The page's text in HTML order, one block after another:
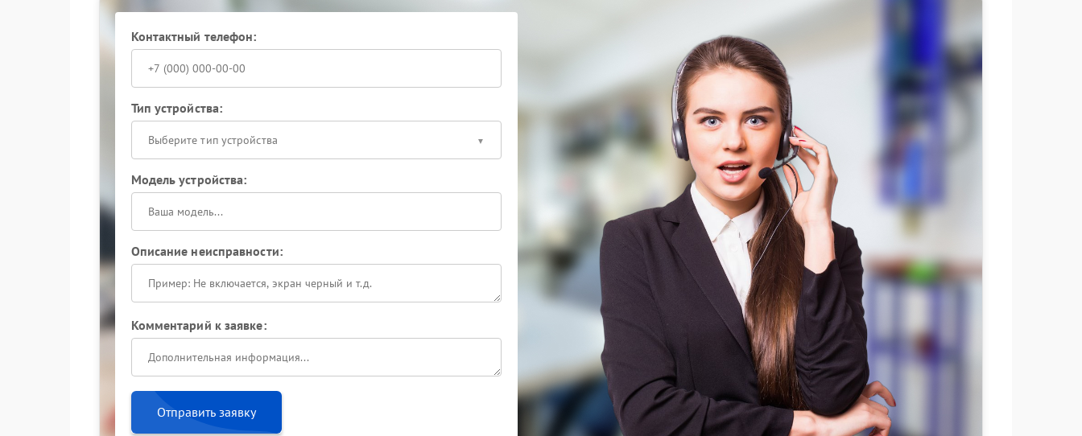
связанных подсистем. Такой подход позволяет исключить повторное возникновение аномального
Сервисный центр Eaton располагает профильным оборудованием, позволяющим детально оценить
тепловые характеристики ИБП. Использование оригинальных комплектующих гарантирует
соответствие заводских параметров.
Чтобы избежать необратимых повреждений, не стоит эксплуатировать перегревающийся ИБП —
доверьте устранение проблемы квалифицированным мастерам. Обратитесь за диагностикой, пока
перегрев не спровоцировал отказ ключевых узлов.
Контактный телефон:
Тип устройства:
Выберите тип устройства
Модель устройства:
Описание неисправности:
Комментарий к заявке:
Отправить заявку